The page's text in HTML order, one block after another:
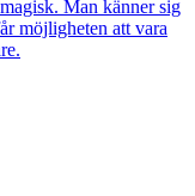
Man känner sig
möjligheten att vara